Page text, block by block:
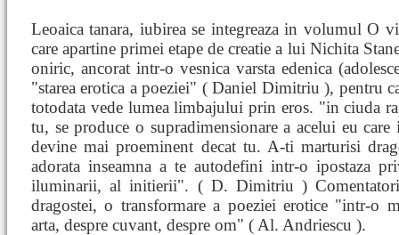
Leoaica tanara, iubirea se integreaza in volumul O
care apartine primei etape de creatie a lui Nichita
oniric, ancorat intr-o vesnica varsta edenica
"starea erotica a poeziei" ( Daniel Dimitriu ), pentru
totodata vede lumea limbajului prin eros. "in ciuda
tu, se produce o supradimensionare a acelui eu
devine mai proeminent decat tu. A-ti marturisi
adorata inseamna a te autodefini intr-o ipostaza
iluminarii, al initierii". ( D. Dimitriu )
dragostei, o transformare a poeziei erotice "intr-o
arta, despre cuvant, despre om" ( Al. Andriescu ).